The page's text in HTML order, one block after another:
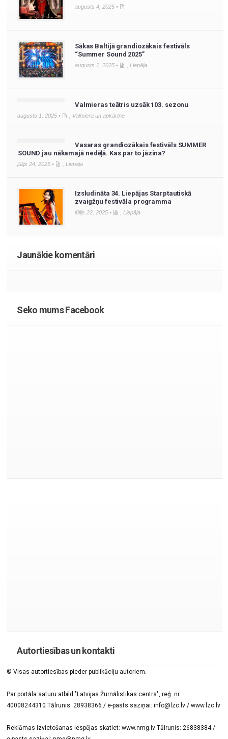
augusts 4, 2025 •
Sākas Baltijā grandiozākais festivāls
“Summer Sound 2025”
augusts 1, 2025 • Liepāja
Valmieras teātris uzsāk 103. sezonu
augusts 1, 2025 • Valmiera un apkārtne
Vasaras grandiozākais festivāls SUMMER
SOUND jau nākamajā nedēļā. Kas par to jāzina?
jūlijs 24, 2025 • Liepāja
Izsludināta 34. Liepājas Starptautiskā
zvaigžņu festivāla programma
jūlijs 22, 2025 • Liepāja
Jaunākie komentāri
Seko mums Facebook
Autortiesības un kontakti
© Visas autortiesības pieder publikāciju autoriem.
Par portāla saturu atbild "Latvijas Žurnālistikas centrs", reģ. nr.
40008244310 Tālrunis: 28938366 / e-pasts saziņai: info@lzc.lv / www.lzc.lv
Reklāmas izvietošanas iespējas skatiet: www.nmg.lv Tālrunis: 26838384 /